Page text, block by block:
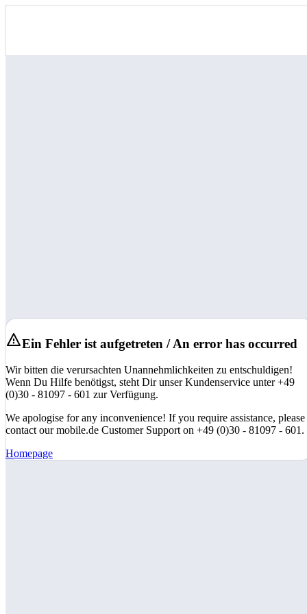
Ein Fehler ist aufgetreten / An error has occurred
Wir bitten die verursachten Unannehmlichkeiten zu entschuldigen!
Wenn Du Hilfe benötigst, steht Dir unser Kundenservice unter +49
(0)30 - 81097 - 601 zur Verfügung.
We apologise for any inconvenience! If you require assistance, please
contact our mobile.de Customer Support on +49 (0)30 - 81097 - 601.
Homepage